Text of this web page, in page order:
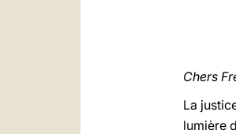
Chers
La
lumière